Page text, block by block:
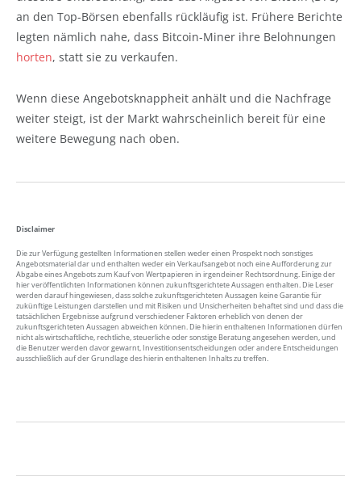
an den Top-Börsen ebenfalls rückläufig ist. Frühere Berichte
legten nämlich nahe, dass Bitcoin-Miner ihre Belohnungen
horten, statt sie zu verkaufen.
Wenn diese Angebotsknappheit anhält und die Nachfrage
weiter steigt, ist der Markt wahrscheinlich bereit für eine
weitere Bewegung nach oben.
Disclaimer
Die zur Verfügung gestellten Informationen stellen weder einen Prospekt noch sonstiges
Angebotsmaterial dar und enthalten weder ein Verkaufsangebot noch eine Aufforderung zur
Abgabe eines Angebots zum Kauf von Wertpapieren in irgendeiner Rechtsordnung. Einige der
hier veröffentlichten Informationen können zukunftsgerichtete Aussagen enthalten. Die Leser
werden darauf hingewiesen, dass solche zukunftsgerichteten Aussagen keine Garantie für
zukünftige Leistungen darstellen und mit Risiken und Unsicherheiten behaftet sind und dass die
tatsächlichen Ergebnisse aufgrund verschiedener Faktoren erheblich von denen der
zukunftsgerichteten Aussagen abweichen können. Die hierin enthaltenen Informationen dürfen
nicht als wirtschaftliche, rechtliche, steuerliche oder sonstige Beratung angesehen werden, und
die Benutzer werden davor gewarnt, Investitionsentscheidungen oder andere Entscheidungen
ausschließlich auf der Grundlage des hierin enthaltenen Inhalts zu treffen.